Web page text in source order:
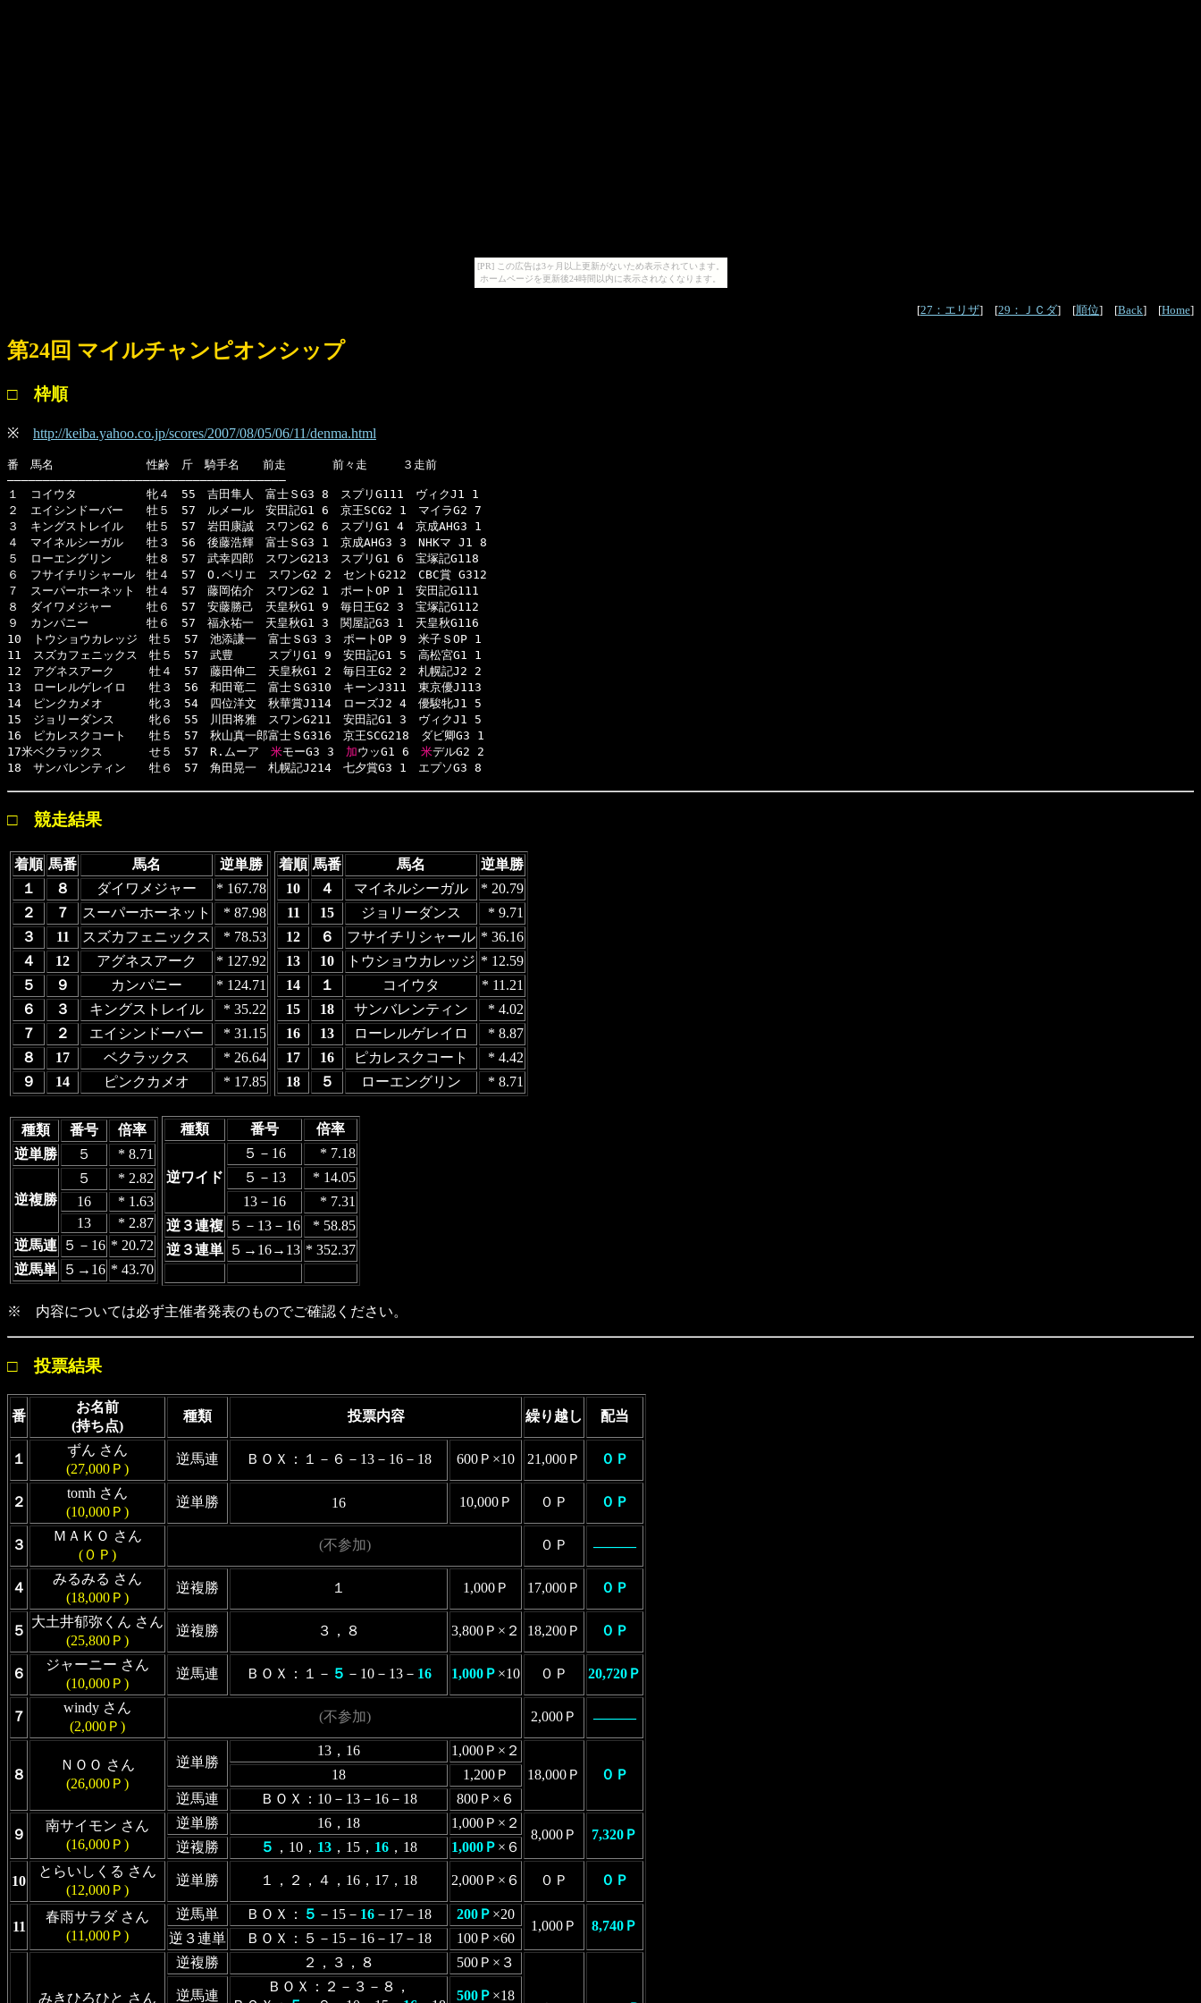
[PR] この広告は3ヶ月以上更新がないため表示されています。
ホームページを更新後24時間以内に表示されなくなります。
[27：エリザ] [29：ＪＣダ] [順位] [Back] [Home]
第24回 マイルチャンピオンシップ
□ 枠順
※ http://keiba.yahoo.co.jp/scores/2007/08/05/06/11/denma.html
番　馬名　　　　　　　　性齢　斤　騎手名　　前走　　　　前々走　　　３走前
―――――――――――――――――――――――――――――――――――――――
１　コイウタ　　　　　　牝４　55　吉田隼人　富士ＳG3 8　スプリG111　ヴィクJ1 1
２　エイシンドーバー　　牡５　57　ルメール　安田記G1 6　京王SCG2 1　マイラG2 7
３　キングストレイル　　牡５　57　岩田康誠　スワンG2 6　スプリG1 4　京成AHG3 1
４　マイネルシーガル　　牡３　56　後藤浩輝　富士ＳG3 1　京成AHG3 3　NHKマ J1 8
５　ローエングリン　　　牡８　57　武幸四郎　スワンG213　スプリG1 6　宝塚記G118
６　フサイチリシャール　牡４　57　O.ペリエ　スワンG2 2　セントG212　CBC賞 G312
７　スーパーホーネット　牡４　57　藤岡佑介　スワンG2 1　ポートOP 1　安田記G111
８　ダイワメジャー　　　牡６　57　安藤勝己　天皇秋G1 9　毎日王G2 3　宝塚記G112
９　カンパニー　　　　　牡６　57　福永祐一　天皇秋G1 3　関屋記G3 1　天皇秋G116
10　トウショウカレッジ　牡５　57　池添謙一　富士ＳG3 3　ポートOP 9　米子ＳOP 1
11　スズカフェニックス　牡５　57　武豊　　　スプリG1 9　安田記G1 5　高松宮G1 1
12　アグネスアーク　　　牡４　57　藤田伸二　天皇秋G1 2　毎日王G2 2　札幌記J2 2
13　ローレルゲレイロ　　牡３　56　和田竜二　富士ＳG310　キーンJ311　東京優J113
14　ピンクカメオ　　　　牝３　54　四位洋文　秋華賞J114　ローズJ2 4　優駿牝J1 5
15　ジョリーダンス　　　牝６　55　川田将雅　スワンG211　安田記G1 3　ヴィクJ1 5
16　ピカレスクコート　　牡５　57　秋山真一郎富士ＳG316　京王SCG218　ダビ卿G3 1
17米ベクラックス　　　　せ５　57　R.ムーア 米モーG3 3 加ウッG1 6 米デルG2 2
18　サンバレンティン　　牡６　57　角田晃一　札幌記J214　七夕賞G3 1　エプソG3 8
□ 競走結果
着順 馬番 馬名
逆単勝
１
８ ダイワメジャー
* 167.78
２
７ スーパーホーネット
* 87.98
３
11 スズカフェニックス
* 78.53
４
12 アグネスアーク
* 127.92
５
９ カンパニー
* 124.71
６
３ キングストレイル
* 35.22
７
２ エイシンドーバー
* 31.15
８
17 ベクラックス
* 26.64
９
14 ピンクカメオ * 17.85
着順 馬番 馬名
逆単勝
10
４ マイネルシーガル
* 20.79
11
15 ジョリーダンス
* 9.71
12
６ フサイチリシャール * 36.16
13
10 トウショウカレッジ * 12.59
14
１ コイウタ
* 11.21
15
18 サンバレンティン
* 4.02
16
13 ローレルゲレイロ
* 8.87
17
16 ピカレスクコート
* 4.42
18
５ ローエングリン * 8.71
種類 番号
倍率
逆単勝
５ * 8.71
逆複勝
５
* 2.82
16
* 1.63
13
* 2.87
逆馬連 ５－16 * 20.72
逆馬単 ５→16 * 43.70
種類 番号 倍率
逆ワイド
５－16
* 7.18
５－13
* 14.05
13－16
* 7.31
逆３連複 ５－13－16
* 58.85
逆３連単 ５→16→13 * 352.37
※ 内容については必ず主催者発表のものでご確認ください。
□ 投票結果
番
お名前
(持ち点)
種類 投票内容 繰り越し 配当
１
ずん さん
(27,000Ｐ)
逆馬連 ＢＯＸ：１－６－13－16－18 600Ｐ×10 21,000Ｐ ０Ｐ
２
tomh さん
(10,000Ｐ)
逆単勝 16 10,000Ｐ ０Ｐ ０Ｐ
３
ＭＡＫＯ さん
(０Ｐ)
(不参加) ０Ｐ ―――
４
みるみる さん
(18,000Ｐ)
逆複勝 １ 1,000Ｐ 17,000Ｐ ０Ｐ
５
大土井郁弥くん さん
(25,800Ｐ)
逆複勝 ３，８ 3,800Ｐ×２ 18,200Ｐ ０Ｐ
６
ジャーニー さん
(10,000Ｐ)
逆馬連 ＢＯＸ：１－ ５ －10－13－ 16 1,000Ｐ ×10 ０Ｐ 20,720Ｐ
７
windy さん
(2,000Ｐ)
(不参加) 2,000Ｐ ―――
８
ＮＯＯ さん
(26,000Ｐ)
逆単勝
13，16
1,000Ｐ×２
18,000Ｐ
０Ｐ
18
1,200Ｐ
逆馬連
ＢＯＸ：10－13－16－18 800Ｐ×６
９
南サイモン さん
(16,000Ｐ)
逆単勝 16，18 1,000Ｐ×２
8,000Ｐ
7,320Ｐ
逆複勝
５ ，10， 13 ，15， 16 ，18 1,000Ｐ ×６
10
とらいしくる さん
(12,000Ｐ)
逆単勝 １，２，４，16，17，18 2,000Ｐ×６ ０Ｐ ０Ｐ
11
春雨サラダ さん
(11,000Ｐ)
逆馬単 ＢＯＸ： ５ －15－ 16 －17－18 200Ｐ ×20
1,000Ｐ
8,740Ｐ
逆３連単
ＢＯＸ：５－15－16－17－18 100Ｐ×60
みきひろひと さん
逆複勝 ２，３，８ 500Ｐ×３
逆馬連
ＢＯＸ：２－３－８，
500Ｐ ×18